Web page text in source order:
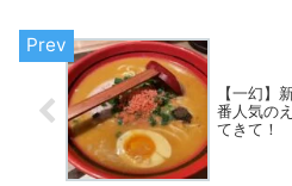
【一幻
番人気の
てきて！